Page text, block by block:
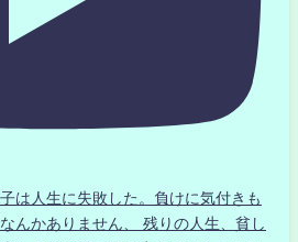
は人生に失敗した。負けに気付きも
んかありません、 残りの人生、貧し